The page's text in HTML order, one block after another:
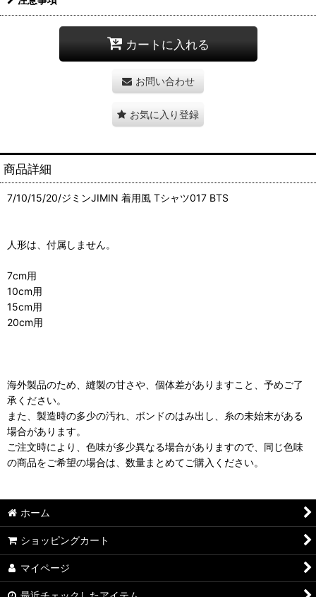
カートに入れる
お問い合わせ
お気に入り登録
商品詳細
7/10/15/20/ジミンJIMIN 着用風 Tシャツ017 BTS
人形は、付属しません。
7cm用
10cm用
15cm用
20cm用
海外製品のため、縫製の甘さや、個体差がありますこと、予めご了
承ください。
また、製造時の多少の汚れ、ボンドのはみ出し、糸の未始末がある
場合があります。
ご注文時により、色味が多少異なる場合がありますので、同じ色味
の商品をご希望の場合は、数量まとめてご購入ください。
ホーム
ショッピングカート
マイページ